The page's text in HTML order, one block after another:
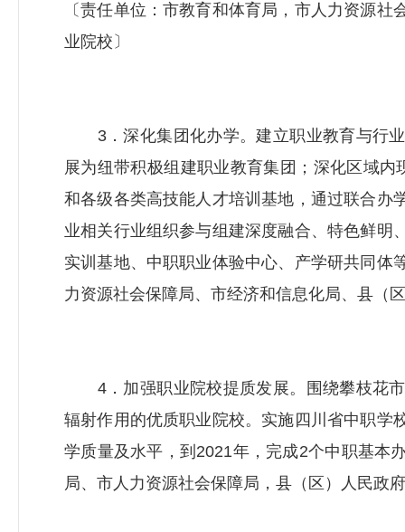
〔责任单位：市教育和体育局，市人力资源社
业院校〕
3．深化集团化办学。建立职业教育与行业
展为纽带积极组建职业教育集团；深化区域
和各级各类高技能人才培训基地，通过联合办
业相关行业组织参与组建深度融合、特色鲜明
实训基地、中职职业体验中心、产学研共同体
力资源社会保障局、市经济和信息化局、县（
4．加强职业院校提质发展。围绕攀枝花市
辐射作用的优质职业院校。实施四川省中职学
学质量及水平，到2021年，完成2个中职基本
局、市人力资源社会保障局 ，县（区）人民政